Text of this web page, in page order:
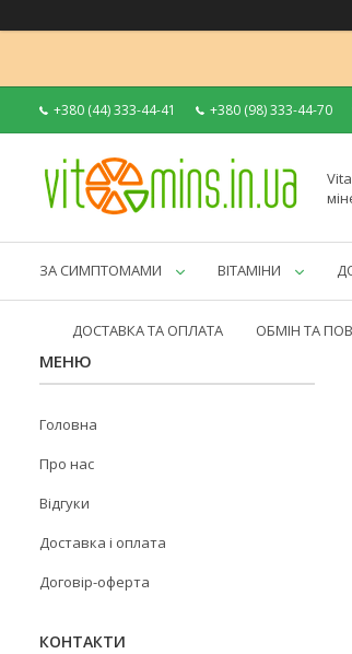
+380 (44) 333-44-41 +380 (98) 333-44-70
ЗА СИМПТОМАМИ ВІТАМІНИ
ДОСТАВКА ТА ОПЛАТА ОБМІН ТА
Головна
Про нас
Відгуки
Доставка і оплата
Договір-оферта
КОНТАКТИ